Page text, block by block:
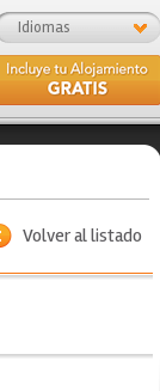
Idiomas
Volver al listado